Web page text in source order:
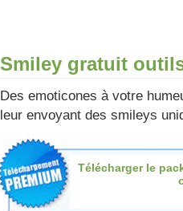
Smiley gratuit
Des emoticones à votre
leur envoyant des smileys
Télécharger le